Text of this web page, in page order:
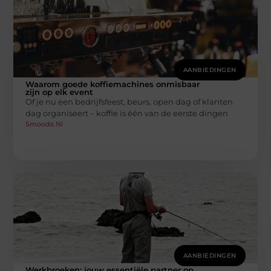
AANBIEDINGEN
Waarom goede koffiemachines onmisbaar
zijn op elk event
Of je nu een bedrijfsfeest, beurs, open dag of klanten
dag organiseert – koffie is één van de eerste dingen
Smoods.nl
AANBIEDINGEN